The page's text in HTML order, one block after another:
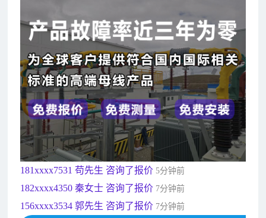
182xxxx4350 秦女士 咨询了报价7分钟前
156xxxx3534 郭先生 咨询了报价7分钟前
192xxxx2920 周先生 咨询了报价10分钟前
189xxxx6562 王先生 咨询了报价1秒前
190xxxx3508 徐女士 咨询了报价
135xxxx6654 张先生 咨询了报价1分钟前
181xxxx7531 苟先生 咨询了报价 5分钟前
182xxxx4350 秦女士 咨询了报价 7分钟前
156xxxx3534 郭先生 咨询了报价 7分钟前